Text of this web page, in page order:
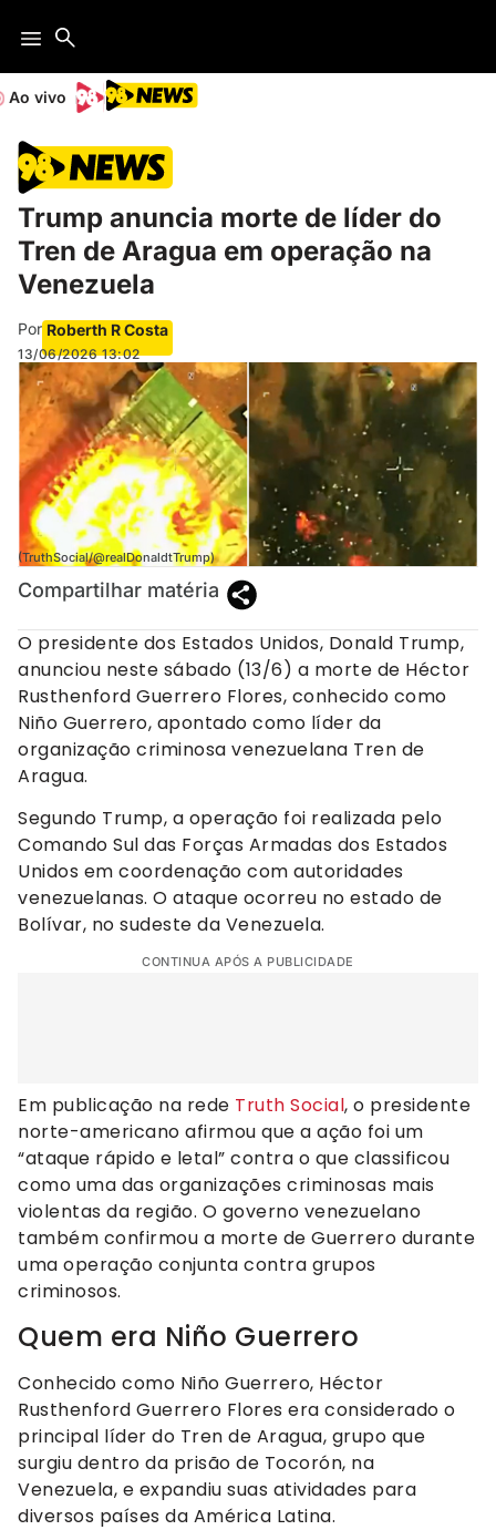
Ao vivo
Trump anuncia morte de líder do
Tren de Aragua em operação na
Venezuela
Por Roberth R Costa
13/06/2026 13:02
(TruthSocial/@realDonaldtTrump)
Compartilhar matéria
O presidente dos Estados Unidos, Donald Trump,
anunciou neste sábado (13/6) a morte de Héctor
Rusthenford Guerrero Flores, conhecido como
Niño Guerrero, apontado como líder da
organização criminosa venezuelana Tren de
Aragua.
Segundo Trump, a operação foi realizada pelo
Comando Sul das Forças Armadas dos Estados
Unidos em coordenação com autoridades
venezuelanas. O ataque ocorreu no estado de
Bolívar, no sudeste da Venezuela.
CONTINUA APÓS A PUBLICIDADE
Em publicação na rede Truth Social, o presidente
norte-americano afirmou que a ação foi um
“ataque rápido e letal” contra o que classificou
como uma das organizações criminosas mais
violentas da região. O governo venezuelano
também confirmou a morte de Guerrero durante
uma operação conjunta contra grupos
criminosos.
Quem era Niño Guerrero
Conhecido como Niño Guerrero, Héctor
Rusthenford Guerrero Flores era considerado o
principal líder do Tren de Aragua, grupo que
surgiu dentro da prisão de Tocorón, na
Venezuela, e expandiu suas atividades para
diversos países da América Latina.